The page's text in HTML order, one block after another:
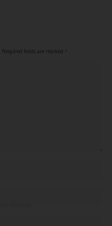
Required fields are marked *